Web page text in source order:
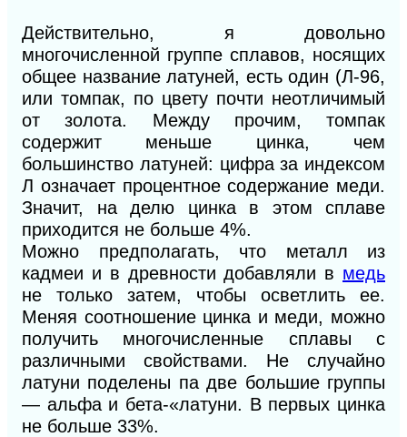
Действительно, я довольно
многочисленной группе сплавов, носящих
общее название латуней, есть один (Л-96,
или томпак, по цвету почти неотличимый
от золота. Между прочим, томпак
содержит меньше цинка, чем
большинство латуней: цифра за индексом
Л означает процентное содержание меди.
Значит, на делю цинка в этом сплаве
приходится не больше 4%.
Можно предполагать, что металл из
кадмеи и в древности добавляли в медь
не только затем, чтобы осветлить ее.
Меняя соотношение цинка и меди, можно
получить многочисленные сплавы с
различными свойствами. Не случайно
латуни поделены па две большие группы
— альфа и бета-«латуни. В первых цинка
не больше 33%.